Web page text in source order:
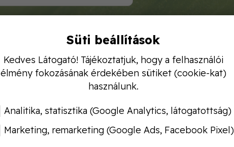
Süti beállítások
Kedves Látogató! Tájékoztatjuk, hogy a felhasználói
élmény fokozásának érdekében sütiket (cookie-kat)
használunk.
Analitika, statisztika (Google Analytics, látogatottság)
Marketing, remarketing (Google Ads, Facebook Pixel)